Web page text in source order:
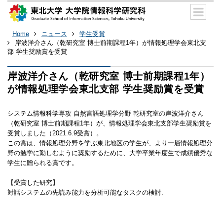
Home ニュース
学生受賞
岸波洋介さん（乾研究室 博士前期課程1年）が情報処理学会東北支
部 学生奨励賞を受賞
岸波洋介さん（乾研究室 博士前期課程1年）
が情報処理学会東北支部 学生奨励賞を受賞
システム情報科学専攻 自然言語処理学分野 乾研究室の岸波洋介さん
（乾研究室 博士前期課程1年）が、情報処理学会東北支部学生奨励賞を
受賞しました（2021.6.9受賞）。
この賞は、情報処理分野を学ぶ東北地区の学生が、より一層情報処理分
野の勉学に勤しむように奨励するために、大学卒業年度生で成績優秀な
学生に贈られる賞です。
【受賞した研究】
対話システムの先読み能力を分析可能なタスクの検討.